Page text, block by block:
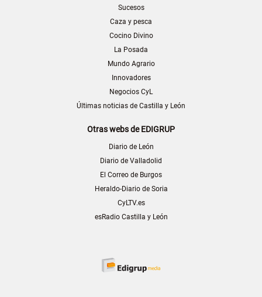
Sucesos
Caza y pesca
Cocino Divino
La Posada
Mundo Agrario
Innovadores
Negocios CyL
Últimas noticias de Castilla y León
Otras webs de EDIGRUP
Diario de León
Diario de Valladolid
El Correo de Burgos
Heraldo-Diario de Soria
CyLTV.es
esRadio Castilla y León